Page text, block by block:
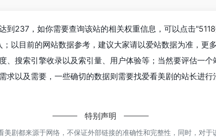
到237，如你需要查询该站的相关权重信息，可以点击"
；以目前的网站数据参考，建议大家请以爱站数据为准，更
、搜索引擎收录以及索引量、用户体验等；当然要评估一
求以及需要，一些确切的数据则需要找爱看美剧的站长进
特别声明
美剧都来源于网络，不保证外部链接的准确性和完整性，同时，对于